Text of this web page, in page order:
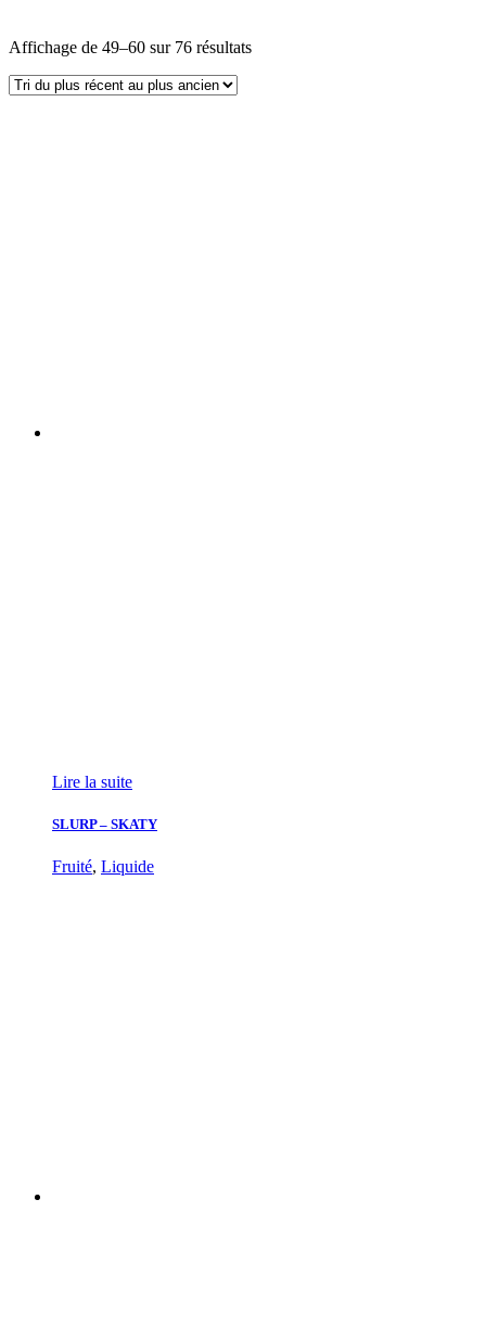
Affichage de 49–60 sur 76 résultats
Lire la suite
SLURP – SKATY
Fruité, Liquide